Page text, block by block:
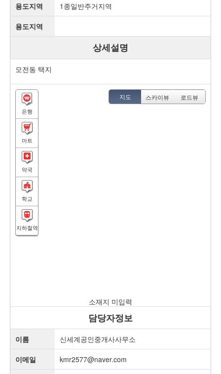
용도지역 1종일반주거지역
용도지역
상세설명
모전동 택지
지도 스카이뷰 로드뷰
은행
마트
약국
학교
지하철역
소재지 미입력
담당자정보
이름 신세계공인중개사사무소
이메일 kmr2577@naver.com